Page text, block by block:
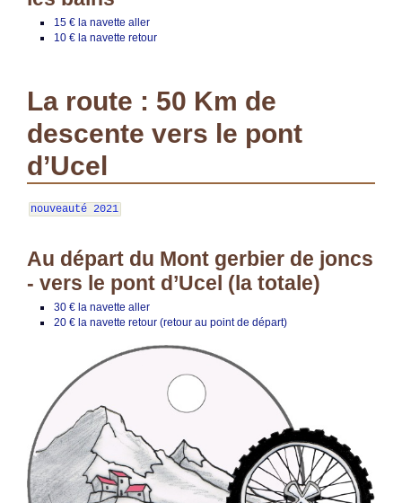
15 € la navette aller
10 € la navette retour
La route : 50 Km de
descente vers le pont
d’Ucel
nouveauté 2021
Au départ du Mont gerbier de joncs
- vers le pont d’Ucel (la totale)
30 € la navette aller
20 € la navette retour (retour au point de départ)